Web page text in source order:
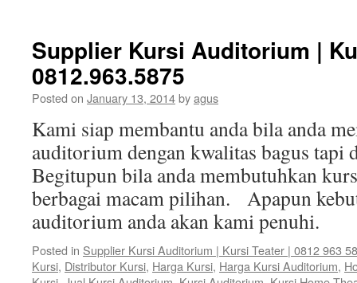
Supplier Kursi Auditorium |
0812.963.5875
Posted on January 13, 2014byagus
Kami siap membantu anda bila anda
auditorium dengan kwalitas bagus
Begitupun bila anda membutuhkan
berbagai macam pilihan. Apapun
auditorium anda akan kami penuhi.
Posted in Supplier Kursi Auditorium | Kursi Teater | 0812 963
Kursi, Distributor Kursi, Harga Kursi, Harga Kursi Auditorium,